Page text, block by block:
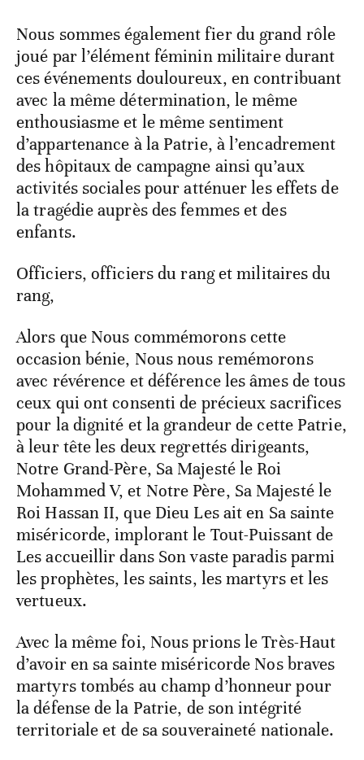
Nous sommes également fier du grand rôle
joué par l’élément féminin militaire durant
ces événements douloureux, en contribuant
avec la même détermination, le même
enthousiasme et le même sentiment
d’appartenance à la Patrie, à l’encadrement
des hôpitaux de campagne ainsi qu’aux
activités sociales pour atténuer les effets de
la tragédie auprès des femmes et des
enfants.
Officiers, officiers du rang et militaires du
rang,
Alors que Nous commémorons cette
occasion bénie, Nous nous remémorons
avec révérence et déférence les âmes de tous
ceux qui ont consenti de précieux sacrifices
pour la dignité et la grandeur de cette Patrie,
à leur tête les deux regrettés dirigeants,
Notre Grand-Père, Sa Majesté le Roi
Mohammed V, et Notre Père, Sa Majesté le
Roi Hassan II, que Dieu Les ait en Sa sainte
miséricorde, implorant le Tout-Puissant de
Les accueillir dans Son vaste paradis parmi
les prophètes, les saints, les martyrs et les
vertueux.
Avec la même foi, Nous prions le Très-Haut
d’avoir en sa sainte miséricorde Nos braves
martyrs tombés au champ d’honneur pour
la défense de la Patrie, de son intégrité
territoriale et de sa souveraineté nationale.